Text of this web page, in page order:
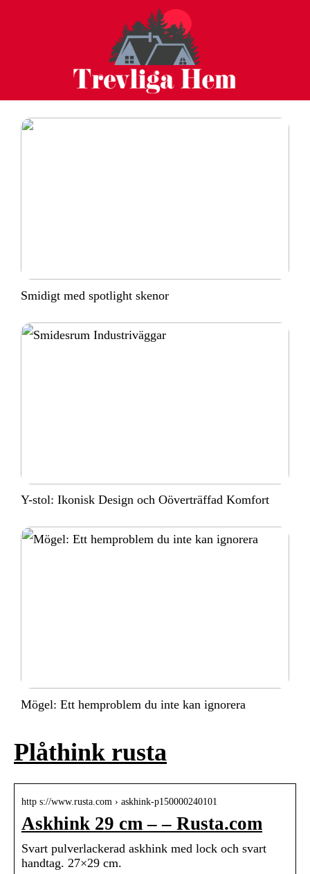
Smidigt med spotlight skenor
Y-stol: Ikonisk Design och Oöverträffad Komfort
Mögel: Ett hemproblem du inte kan ignorera
Plåthink rusta
http s://www.rusta.com › askhink-p150000240101
Askhink 29 cm – – Rusta.com
Svart pulverlackerad askhink med lock och svart
handtag. 27×29 cm.